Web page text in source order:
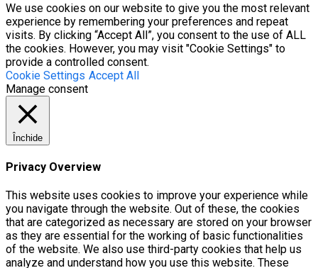
We use cookies on our website to give you the most relevant
experience by remembering your preferences and repeat
visits. By clicking “Accept All”, you consent to the use of ALL
the cookies. However, you may visit "Cookie Settings" to
provide a controlled consent.
Cookie Settings Accept All
Manage consent
Închide
Privacy Overview
This website uses cookies to improve your experience while
you navigate through the website. Out of these, the cookies
that are categorized as necessary are stored on your browser
as they are essential for the working of basic functionalities
of the website. We also use third-party cookies that help us
analyze and understand how you use this website. These